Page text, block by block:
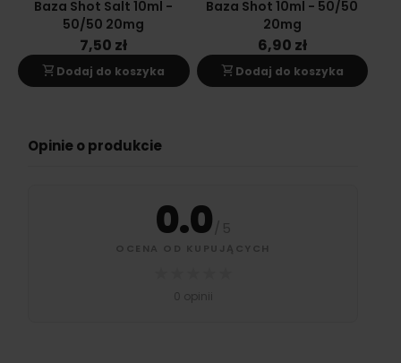
Baza Shot Salt 10ml -
50/50 20mg
7,50 zł
shopping_cart Dodaj do koszyka
Baza Shot 10ml - 50/50
20mg
6,90 zł
shopping_cart Dodaj do koszyka
Opinie o produkcie
0.0/ 5
OCENA OD KUPUJĄCYCH
0 opinii